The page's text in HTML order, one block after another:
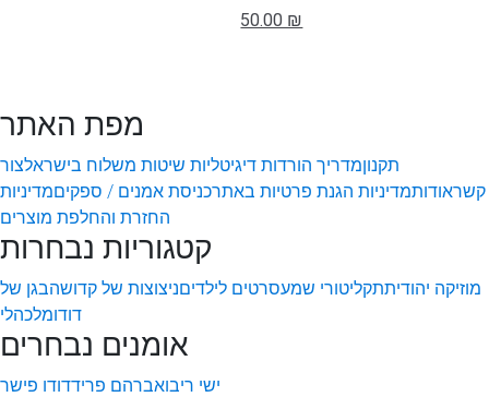
50.00 ₪
מפת האתר
תקנוןמדריך הורדות דיגיטליות שיטות משלוח בישראלצור
קשראודותמדיניות הגנת פרטיות באתרכניסת אמנים / ספקיםמדיניות
החזרת והחלפת מוצרים
קטגוריות נבחרות
מוזיקה יהודיתתקליטורי שמעסרטים לילדיםניצוצות של קדושהבגן של
דודומלכהלי
אומנים נבחרים
ישי ריבואברהם פרידדודו פישר